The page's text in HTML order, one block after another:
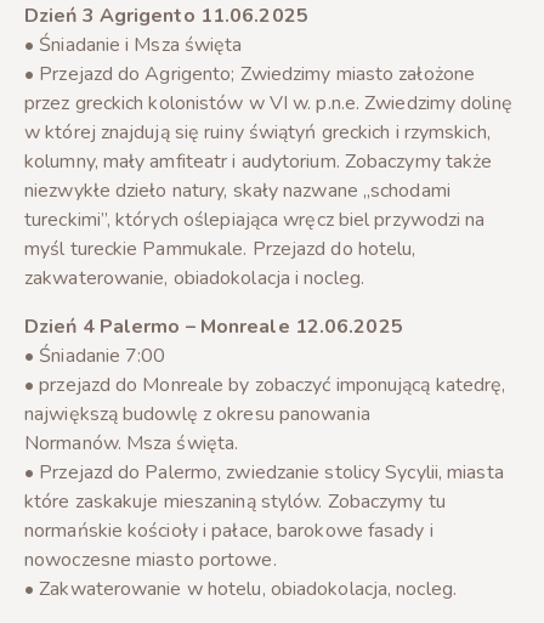
Dzień 3 Agrigento 11.06.2025
• Śniadanie i Msza święta
• Przejazd do Agrigento; Zwiedzimy miasto założone
przez greckich kolonistów w VI w. p.n.e. Zwiedzimy dolinę
w której znajdują się ruiny świątyń greckich i rzymskich,
kolumny, mały amfiteatr i audytorium. Zobaczymy także
niezwykłe dzieło natury, skały nazwane „schodami
tureckimi”, których oślepiająca wręcz biel przywodzi na
myśl tureckie Pammukale. Przejazd do hotelu,
zakwaterowanie, obiadokolacja i nocleg.
Dzień 4 Palermo – Monreale 12.06.2025
• Śniadanie 7:00
• przejazd do Monreale by zobaczyć imponującą katedrę,
największą budowlę z okresu panowania
Normanów. Msza święta.
• Przejazd do Palermo, zwiedzanie stolicy Sycylii, miasta
które zaskakuje mieszaniną stylów. Zobaczymy tu
normańskie kościoły i pałace, barokowe fasady i
nowoczesne miasto portowe.
• Zakwaterowanie w hotelu, obiadokolacja, nocleg.